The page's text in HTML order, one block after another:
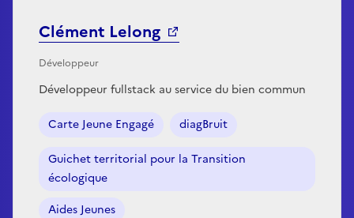
Clément Lelong
Développeur
Développeur fullstack au service du bien commun
Carte Jeune Engagé diagBruit
Guichet territorial pour la Transition
écologique
Aides Jeunes